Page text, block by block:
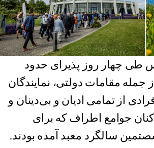
طی چهار روز پذیرای حدود
از جمله مقامات دولتی، نمایندگان
از تمامی ادیان و بی‌دینان و
جوامع اطراف که برای
سالگرد معبد آمده بودند.